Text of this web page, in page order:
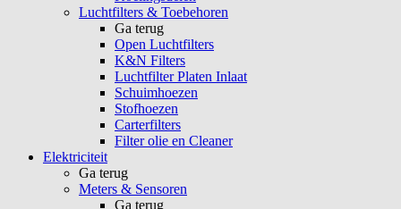
Luchtfilters & Toebehoren
Ga terug
Open Luchtfilters
K&N Filters
Luchtfilter Platen Inlaat
Schuimhoezen
Stofhoezen
Carterfilters
Filter olie en Cleaner
Elektriciteit
Ga terug
Meters & Sensoren
Ga terug